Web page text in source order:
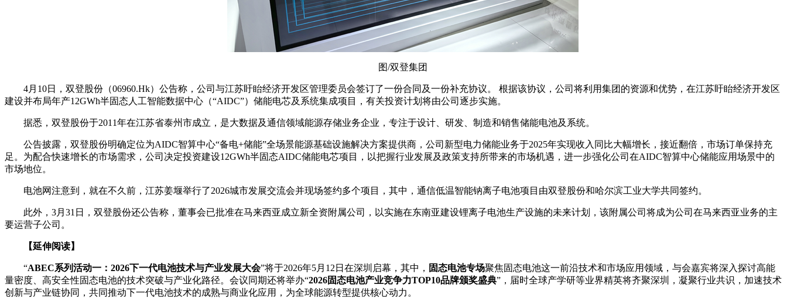
图/双登集团
4月10日，双登股份（06960.Hk）公告称，公司与江苏盱眙经济开发区管理委员会签订了一份合同及一份补充协议。 根据该协议，公司将利用集团的资源和优势，在江苏盱眙经济开发区
建设并布局年产12GWh半固态人工智能数据中心（“AIDC”）储能电芯及系统集成项目，有关投资计划将由公司逐步实施。
据悉，双登股份于2011年在江苏省泰州市成立，是大数据及通信领域能源存储业务企业，专注于设计、研发、制造和销售储能电池及系统。
公告披露，双登股份明确定位为AIDC智算中心“备电+储能”全场景能源基础设施解决方案提供商，公司新型电力储能业务于2025年实现收入同比大幅增长，接近翻倍，市场订单保持充
足。为配合快速增长的市场需求，公司决定投资建设12GWh半固态AIDC储能电芯项目，以把握行业发展及政策支持所带来的市场机遇，进一步强化公司在AIDC智算中心储能应用场景中的
市场地位。
电池网注意到，就在不久前，江苏姜堰举行了2026城市发展交流会并现场签约多个项目，其中，通信低温智能钠离子电池项目由双登股份和哈尔滨工业大学共同签约。
此外，3月31日，双登股份还公告称，董事会已批准在马来西亚成立新全资附属公司，以实施在东南亚建设锂离子电池生产设施的未来计划，该附属公司将成为公司在马来西亚业务的主
要运营子公司。
【延伸阅读】
“ABEC系列活动一：2026下一代电池技术与产业发展大会”将于2026年5月12日在深圳启幕，其中， 固态电池专场聚焦固态电池这一前沿技术和市场应用领域，与会嘉宾将深入探讨高能
量密度、高安全性固态电池的技术突破与产业化路径。会议同期还将举办“2026固态电池产业竞争力TOP10品牌颁奖盛典”，届时全球产学研等业界精英将齐聚深圳，凝聚行业共识，加速技术
创新与产业链协同，共同推动下一代电池技术的成熟与商业化应用，为全球能源转型提供核心动力。